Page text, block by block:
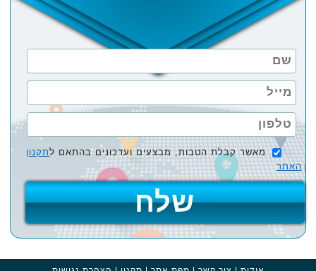
מאשר קבלת הטבות, מבצעים ועדכונים בהתאם לתקנון
האתר